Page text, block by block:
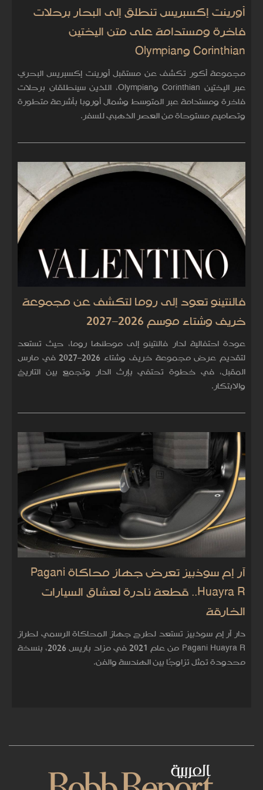
أورينت إكسبريس تنطلق إلى البحار برحلات
فاخرة ومستدامة على متن اليختين
Corinthian وOlympian
مجموعة أكور تكشف عن مستقبل أورينت إكسبريس البحري
عبر اليختين Corinthian وOlympian، اللذين سينطلقان برحلات
فاخرة ومستدامة عبر المتوسط وشمال أوروبا بأشرعة متطورة
وتصاميم مستوحاة من العصر الذهبي للسفر.
فالنتينو تعود إلى روما لتكشف عن مجموعة
خريف وشتاء موسم 2026–2027
عودة احتفالية لدار فالنتينو إلى موطنها روما، حيث تستعد
لتقديم عرض مجموعة خريف وشتاء 2026–2027 في مارس
المقبل، في خطوة تحتفي بإرث الدار وتجمع بين التاريخ
والابتكار.
آر إم سوذبيز تعرض جهاز محاكاة Pagani
Huayra R.. قطعة نادرة لعشاق السيارات
الخارقة
دار آر إم سوذبيز تستعد لطرح جهاز المحاكاة الرسمي لطراز
Pagani Huayra R من عام 2021 في مزاد باريس 2026، بنسخة
محدودة تمثل تزاوجًا بين الهندسة والفن.